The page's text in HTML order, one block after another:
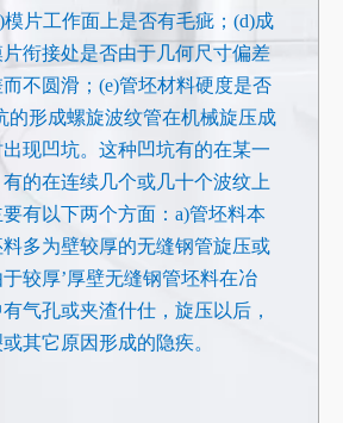
片工作面上是否有毛疵；(d)成
衔接处是否由于几何尺寸偏差
不圆滑；(e)管坯材料硬度是否
的形成螺旋波纹管在机械旋压成
现凹坑。这种凹坑有的在某一
的在连续几个或几十个波纹上
有以下两个方面：a)管坯料本
多为壁较厚的无缝钢管旋压或
较厚’厚壁无缝钢管坯料在冶
气孔或夹渣什仕，旋压以后，
其它原因形成的隐疾。